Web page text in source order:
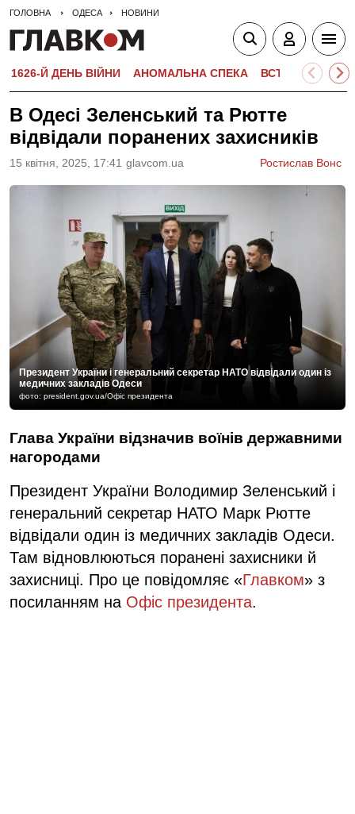
ГОЛОВНА ОДЕСА НОВИНИ
1626-Й ДЕНЬ ВІЙНИ АНОМАЛЬНА СПЕКА ВСТУПНА
В Одесі Зеленський та Рютте
відвідали поранених захисників
15 квiтня, 2025, 17:41 glavcom.ua Ростислав Вонс
Президент України і генеральний секретар НАТО відвідали один із
медичних закладів Одеси
фото: president.gov.ua/Офіс президента
Глава України відзначив воїнів державними
нагородами
Президент України Володимир Зеленський і
генеральний секретар НАТО Марк Рютте
відвідали один із медичних закладів Одеси.
Там відновлюються поранені захисники й
захисниці. Про це повідомляє «Главком» з
посиланням на Офіс президента.